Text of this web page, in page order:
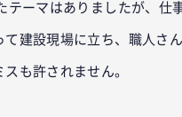
テーマはありましたが、仕
建設現場に立ち、職人さ
も許されません。